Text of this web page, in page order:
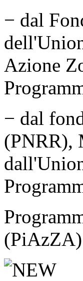
− dal
Azione
− dal
(PNRR),
(PiAzZA)